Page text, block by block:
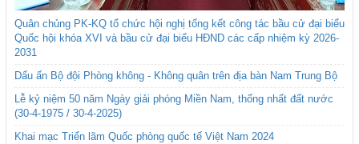
Quân chủng PK-KQ tổ chức hội nghị tổng kết công tác bầu cử đại biểu
Quốc hội khóa XVI và bầu cử đại biểu HĐND các cấp nhiệm kỳ 2026-
2031
Dấu ấn Bộ đội Phòng không - Không quân trên địa bàn Nam Trung Bộ
Lễ kỷ niệm 50 năm Ngày giải phóng Miền Nam, thống nhất đất nước
(30-4-1975 / 30-4-2025)
Khai mạc Triển lãm Quốc phòng quốc tế Việt Nam 2024